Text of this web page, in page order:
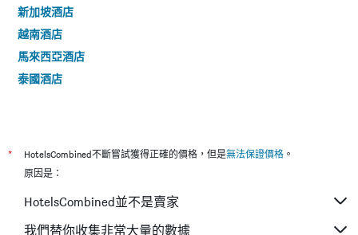
新加坡酒店
越南酒店
馬來西亞酒店
泰國酒店
* HotelsCombined不斷嘗試獲得正確的價格，但是無法保證價格 。
原因是：
HotelsCombined並不是賣家
我們替你收集非常大量的數據